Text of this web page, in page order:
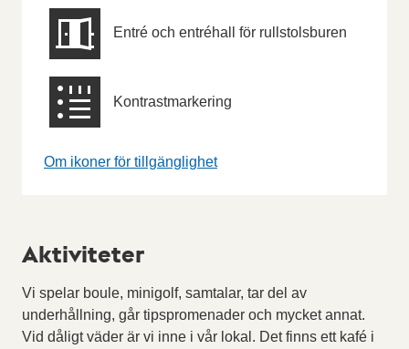
Entré och entréhall för rullstolsburen
Kontrastmarkering
Om ikoner för tillgänglighet
Aktiviteter
Vi spelar boule, minigolf, samtalar, tar del av
underhållning, går tipspromenader och mycket annat.
Vid dåligt väder är vi inne i vår lokal. Det finns ett kafé i